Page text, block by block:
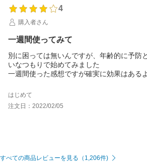
4
購入者さん
一週間使ってみて
別に困っては無いんですが、年齢的に予防
いなつもりで始めてみました
一週間使った感想ですが確実に効果はある
明らかに固さと膨張率は上がっていますが
り上がる感じです
とても良いと思います
自動車の燃料添加剤を使った事がある人は
あと副効果で朝の目覚めが良く、スッキリ
はじめて
注文日：2022/02/05
すべての商品レビューを見る（1,206件)